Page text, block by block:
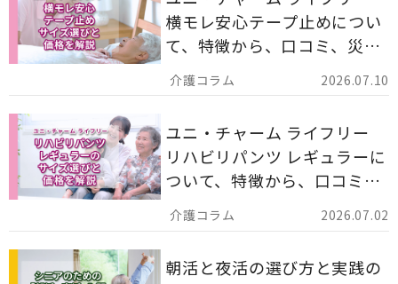
2026.07.10
横モレ安心テープ止めについ
て、特徴から、口コミ、災害
備蓄としての活用法まで分か
りやすく解説します。
2026.07.02
ユニ・チャーム ライフリー
リハビリパンツ レギュラーに
ついて、特徴から、口コミ、
災害備蓄としての活用法まで
分かりやすく解説します。
朝活と夜活の選び方と実践の